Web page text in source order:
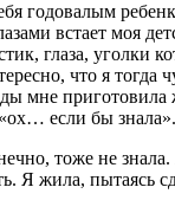
годовалым
встает моя
глаза, уголки
что я тогда
мне
если бы знала».
тоже не знала.
Я жила, пытаясь